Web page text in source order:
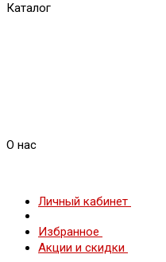
Каталог
О нас
Личный кабинет
Избранное
Акции и скидки